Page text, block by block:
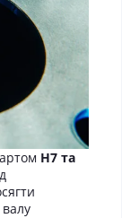
H7 та